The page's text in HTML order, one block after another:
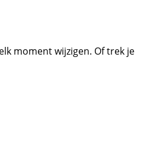
moment wijzigen. Of trek je